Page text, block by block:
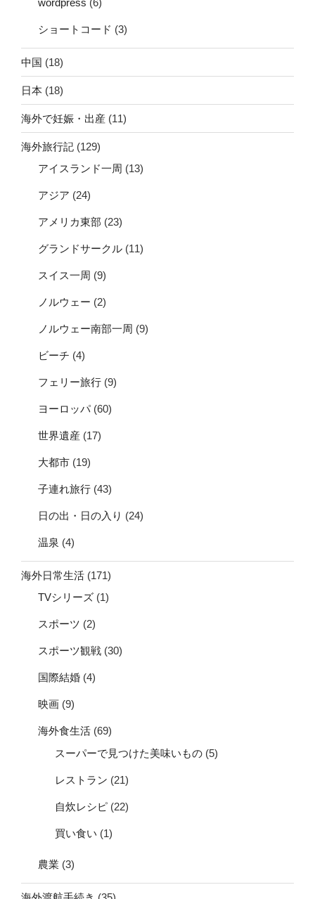
wordpress (6)
ショートコード (3)
中国 (18)
日本 (18)
海外で妊娠・出産 (11)
海外旅行記 (129)
アイスランド一周 (13)
アジア (24)
アメリカ東部 (23)
グランドサークル (11)
スイス一周 (9)
ノルウェー (2)
ノルウェー南部一周 (9)
ビーチ (4)
フェリー旅行 (9)
ヨーロッパ(60)
世界遺産 (17)
大都市 (19)
子連れ旅行 (43)
日の出・日の入り (24)
温泉 (4)
海外日常生活 (171)
TVシリーズ (1)
スポーツ (2)
スポーツ観戦 (30)
国際結婚 (4)
映画 (9)
海外食生活 (69)
スーパーで見つけた美味いもの (5)
レストラン (21)
自炊レシピ (22)
買い食い (1)
農業 (3)